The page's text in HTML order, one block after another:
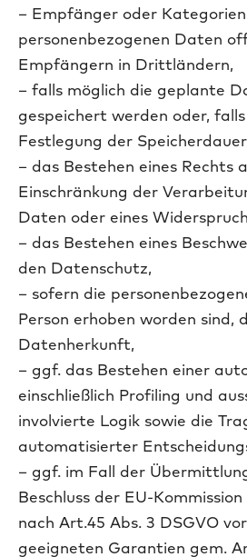
– Empfänger oder
personenbezogenen Daten
Empfängern in Drittländern,
– falls möglich die geplante
gespeichert werden oder,
Festlegung der
– das Bestehen eines Rechts
Einschränkung der
Daten oder eines
– das Bestehen eines
den Datenschutz,
– sofern die
Person erhoben worden
Datenherkunft,
– ggf. das Bestehen einer
einschließlich Profiling und
involvierte Logik sowie die
automatisierter
– ggf. im Fall der
Beschluss der EU-
nach Art.45 Abs. 3 DSGVO
geeigneten Garantien gem.